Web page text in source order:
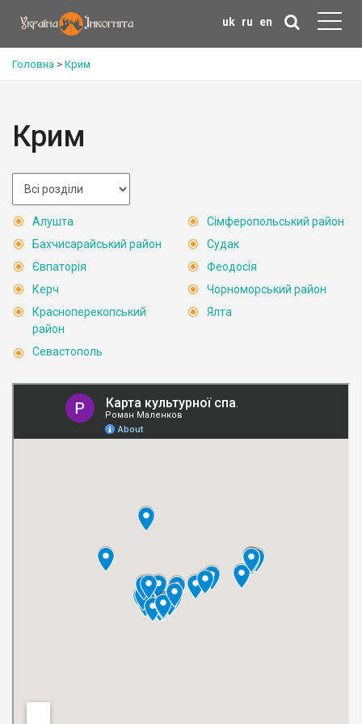
uk ru en
Головна > Крим
Крим
Алушта
Бахчисарайський район
Євпаторія
Керч
Красноперекопський
район
Севастополь
Сімферопольський район
Судак
Феодосія
Чорноморський район
Ялта